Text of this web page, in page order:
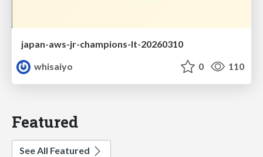
japan-aws-jr-champions-lt-20260310
whisaiyo
0 110
Featured
See All Featured